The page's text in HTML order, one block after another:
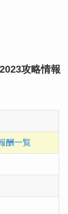
攻略情報
酬一覧